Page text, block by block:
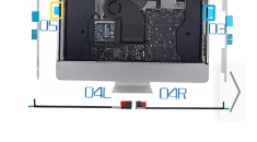
Wifi có bị tắt không?
khi làm các bước tiếp theo
và cột sóng bị mờ